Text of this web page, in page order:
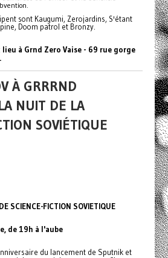
sont Kaugumi, Zerojardins, S'étant
Doom patrol et Bronzy.
à Grnd Zero Vaise - 69 rue gorge
À GRRRND
NUIT DE LA
SOVIÉTIQUE
SCIENCE-FICTION SOVIETIQUE
de 19h à l'aube
du lancement de Sputnik et